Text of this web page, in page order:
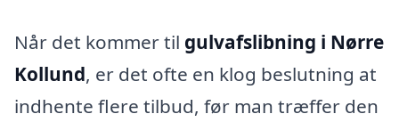
Når det kommer til gulvafslibning i Nørre
Kollund, er det ofte en klog beslutning at
indhente flere tilbud, før man træffer den